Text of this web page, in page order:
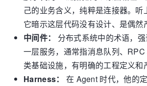
己的业务含义，纯粹是连接器。听
它暗示这层代码没有设计、是偶然
中间件：
分布式系统中的术语，
一层服务，通常指消息队列、
类基础设施，有明确的工程定义和
Harness：
在 Agent 时代，他的